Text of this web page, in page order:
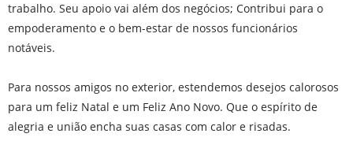
trabalho. Seu apoio vai além dos negócios; Contribui para o
empoderamento e o bem-estar de nossos funcionários
notáveis.
Para nossos amigos no exterior, estendemos desejos calorosos
para um feliz Natal e um Feliz Ano Novo. Que o espírito de
alegria e união encha suas casas com calor e risadas.